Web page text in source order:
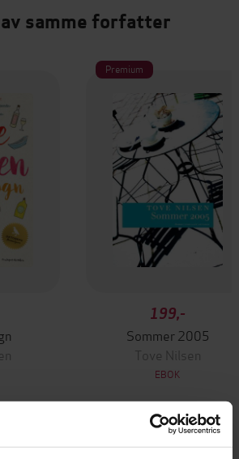
samme forfatter
Premium
199,-
Sommer 2005
Tove Nilsen
EBOK